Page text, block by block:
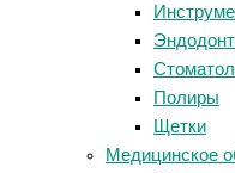
Полиры
Щетки
Медицинское